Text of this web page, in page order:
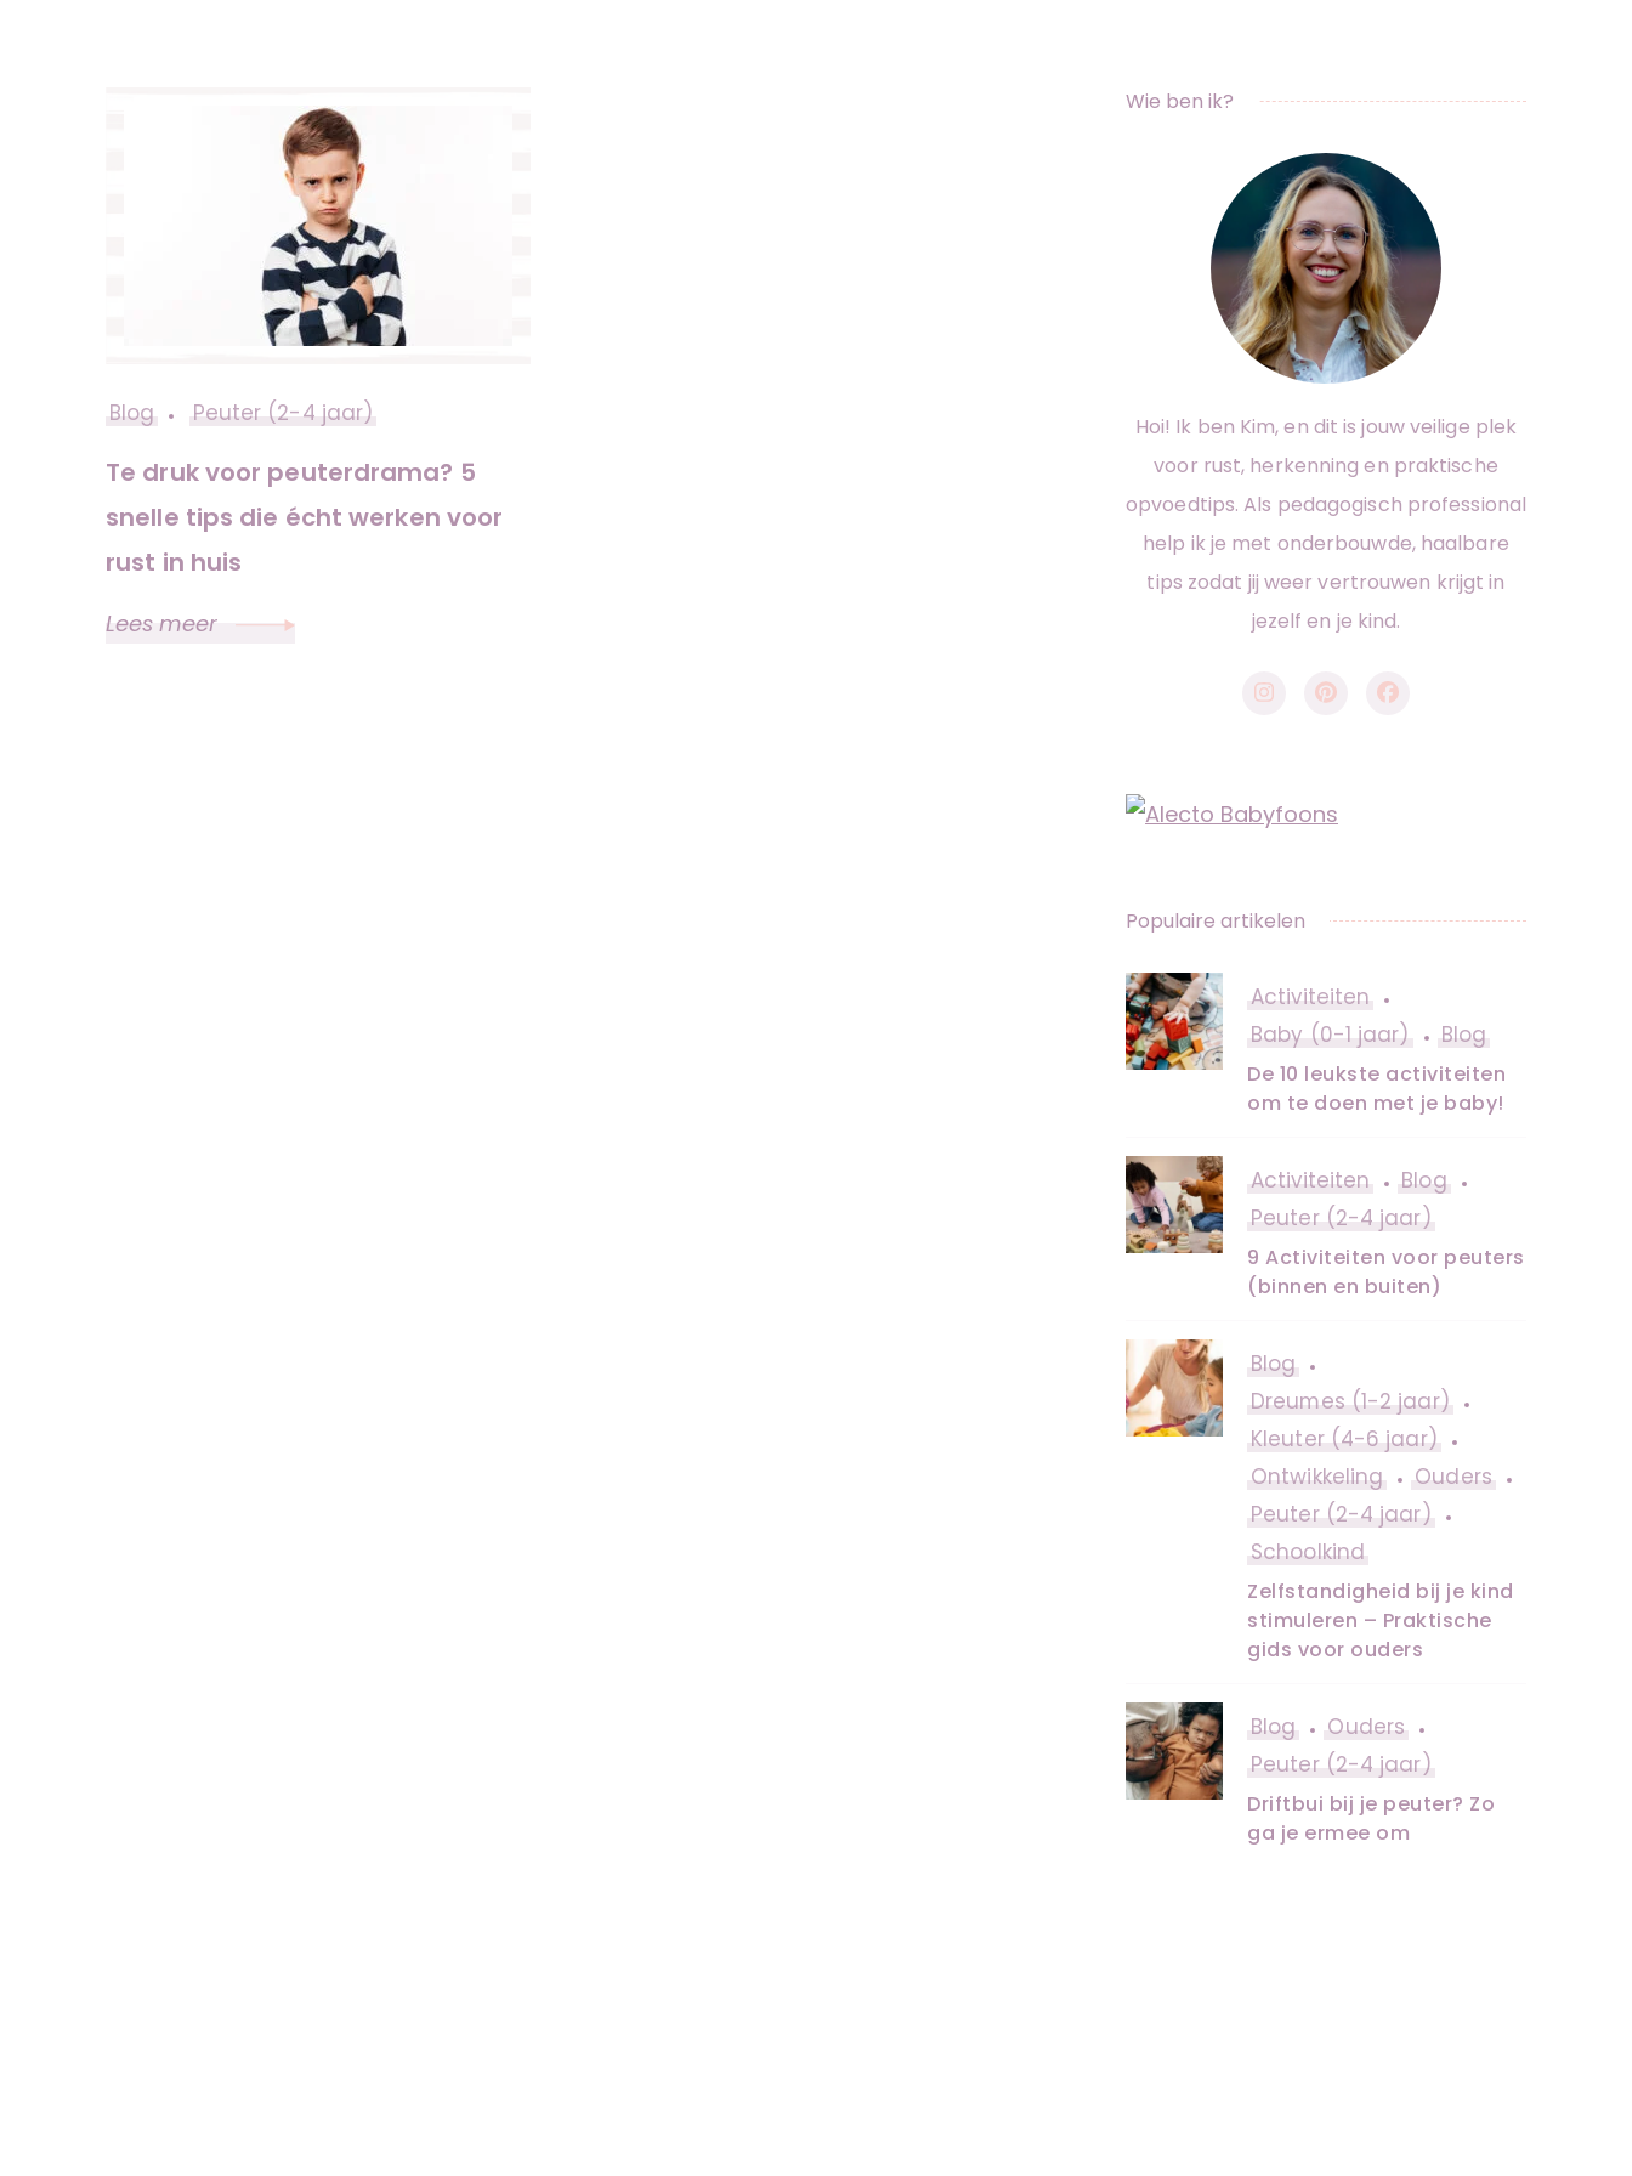
Blog Peuter (2-4 jaar)
Te druk voor peuterdrama? 5
snelle tips die écht werken voor
rust in huis
Lees meer
Wie ben ik?
Hoi! Ik ben Kim, en dit is jouw veilige plek
voor rust, herkenning en praktische
opvoedtips. Als pedagogisch professional
help ik je met onderbouwde, haalbare
tips zodat jij weer vertrouwen krijgt in
jezelf en je kind.
Populaire artikelen
Activiteiten
Baby (0-1 jaar)
Blog
De 10 leukste activiteiten
om te doen met je baby!
Activiteiten
Blog
Peuter (2-4 jaar)
9 Activiteiten voor peuters
(binnen en buiten)
Blog
Dreumes (1-2 jaar)
Kleuter (4-6 jaar)
Ontwikkeling
Ouders
Peuter (2-4 jaar)
Schoolkind
Zelfstandigheid bij je kind
stimuleren – Praktische
gids voor ouders
Blog
Ouders
Peuter (2-4 jaar)
Driftbui bij je peuter? Zo
ga je ermee om